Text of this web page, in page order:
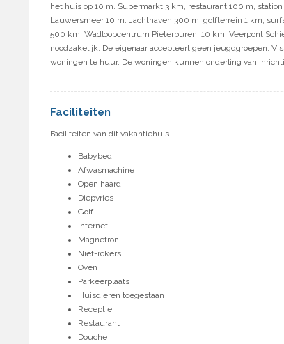
het huis op 10 m. Supermarkt 3 km, restaurant 100 m,
Lauwersmeer 10 m. Jachthaven 300 m, golfterrein 1 km,
500 km, Wadloopcentrum Pieterburen. 10 km, Veerpont
noodzakelijk. De eigenaar accepteert geen jeugdgroepen.
woningen te huur. De woningen kunnen onderling van
Faciliteiten
Faciliteiten van dit vakantiehuis
Babybed
Afwasmachine
Open haard
Diepvries
Golf
Internet
Magnetron
Niet-rokers
Oven
Parkeerplaats
Huisdieren toegestaan
Receptie
Restaurant
Douche